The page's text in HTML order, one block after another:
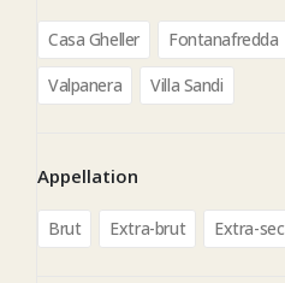
Casa Gheller
Fontanafredda
Valpanera
Villa Sandi
Appellation
Brut Extra-brut Extra-sec